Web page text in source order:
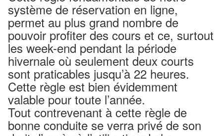
système de réservation en ligne,
permet au plus grand nombre de
pouvoir profiter des cours et ce, surtout
les week-end pendant la période
hivernale où seulement deux courts
sont praticables jusqu’à 22 heures.
Cette règle est bien évidemment
valable pour toute l’année.
Tout contrevenant à cette règle de
bonne conduite se verra privé de son